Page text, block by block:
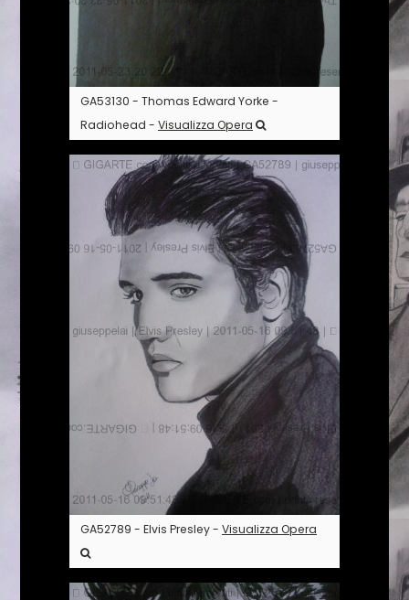
GA53130 - Thomas Edward Yorke -
Radiohead - Visualizza Opera
GA52789 - Elvis Presley - Visualizza Opera